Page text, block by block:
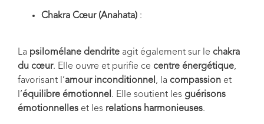
Chakra Cœur (Anahata) :
La psilomélane dendrite agit également sur le chakra
du cœur. Elle ouvre et purifie ce centre énergétique,
favorisant l’amour inconditionnel , la compassion et
l’équilibre émotionnel . Elle soutient les guérisons
émotionnelles et les relations harmonieuses.